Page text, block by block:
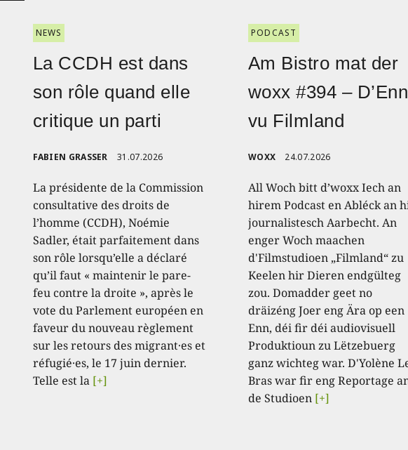
NEWS
La CCDH est dans
son rôle quand elle
critique un parti
FABIEN GRASSER 31.07.2026
La présidente de la Commission
consultative des droits de
l’homme (CCDH), Noémie
Sadler, était parfaitement dans
son rôle lorsqu’elle a déclaré
qu’il faut « maintenir le pare-
feu contre la droite », après le
vote du Parlement européen en
faveur du nouveau règlement
sur les retours des migrant·es et
réfugié·es, le 17 juin dernier.
Telle est la [+]
PODCAST
Am Bistro mat der
woxx #394 – D’Enn
vu Filmland
WOXX 24.07.2026
All Woch bitt d’woxx Iech an
hirem Podcast en Abléck an
journalistesch Aarbecht. An
enger Woch maachen
d'Filmstudioen „Filmland“ zu
Keelen hir Dieren endgülteg
zou. Domadder geet no
dräizéng Joer eng Ära op een
Enn, déi fir déi audiovisuell
Produktioun zu Lëtzebuerg
ganz wichteg war. D'Yolène
Bras war fir eng Reportage
de Studioen [+]